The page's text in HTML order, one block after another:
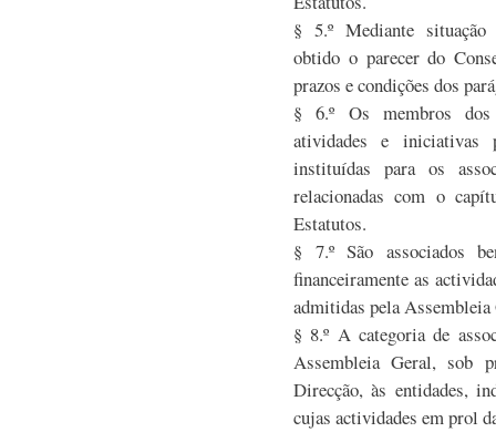
§ 5.º Mediante situação
obtido o parecer do
prazos e condições dos
§ 6.º Os membros dos
atividades e iniciativas
instituídas para os
relacionadas com o
Estatutos.
§ 7.º São associados
financeiramente as
admitidas pela
§ 8.º A categoria de
Assembleia Geral, sob
Direcção, às entidades,
cujas actividades em prol